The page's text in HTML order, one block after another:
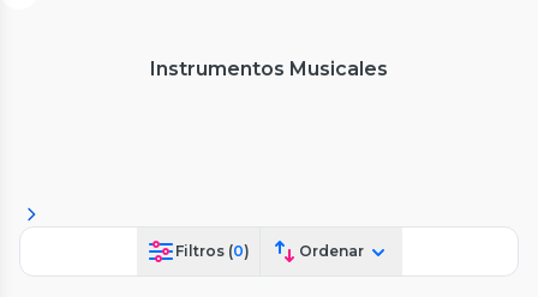
Instrumentos Musicales
Filtros (0) Ordenar